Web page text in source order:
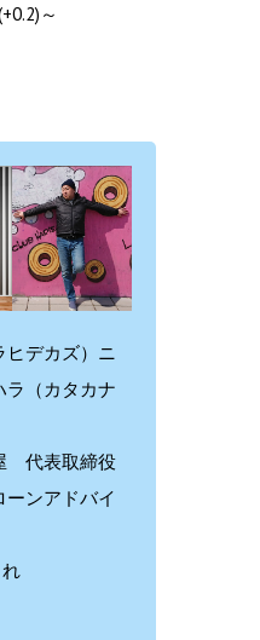
～
ヒデカズ）ニ
ラ（カタカナ
代表取締役
ンアドバイ